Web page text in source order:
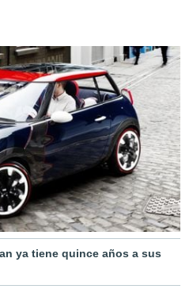
ya tiene quince años a sus